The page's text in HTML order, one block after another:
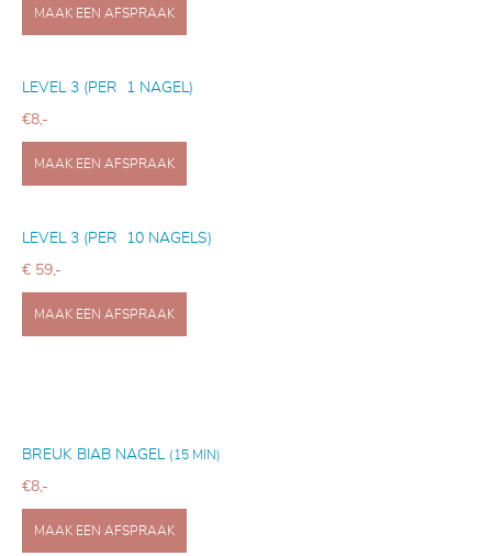
MAAK EEN AFSPRAAK
LEVEL 3 (PER 1 NAGEL)
€8,-
MAAK EEN AFSPRAAK
LEVEL 3 (PER 10 NAGELS)
€ 59,-
MAAK EEN AFSPRAAK
BREUK BIAB NAGEL (15 MIN)
€8,-
MAAK EEN AFSPRAAK